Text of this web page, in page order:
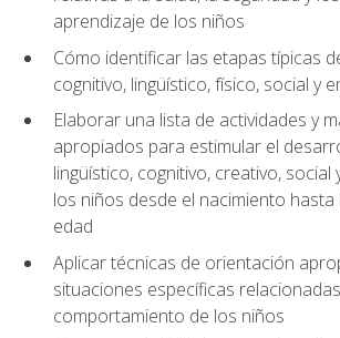
aprendizaje de los niños
Cómo identificar las etapas típicas
cognitivo, lingüístico, físico, social y
Elaborar una lista de actividades y
apropiados para estimular el
lingüístico, cognitivo, creativo, social
los niños desde el nacimiento
edad
Aplicar técnicas de orientación
situaciones específicas
comportamiento de los niños